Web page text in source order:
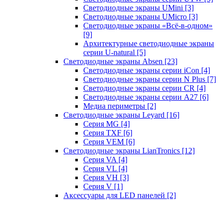
Светодиодные экраны UMini [3]
Светодиодные экраны UMicro [3]
Светодиодные экраны «Всё-в-одном»
[9]
Архитектурные светодиодные экраны
серии U-natural [5]
Светодиодные экраны Absen [23]
Светодиодные экраны серии iCon [4]
Светодиодные экраны серии N Plus [7]
Светодиодные экраны серии CR [4]
Светодиодные экраны серии А27 [6]
Медиа периметры [2]
Светодиодные экраны Leyard [16]
Серия MG [4]
Серия TXF [6]
Серия VEM [6]
Светодиодные экраны LianTronics [12]
Серия VA [4]
Серия VL [4]
Серия VH [3]
Серия V [1]
Аксессуары для LED панелей [2]